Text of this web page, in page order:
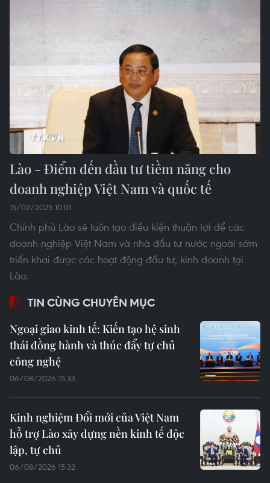
Lào - Điểm đến đầu tư tiềm năng cho
doanh nghiệp Việt Nam và quốc tế
15/02/2025 10:01
Chính phủ Lào sẽ luôn tạo điều kiện thuận lợi để các
doanh nghiệp Việt Nam và nhà đầu tư nước ngoài sớm
triển khai được các hoạt động đầu tư, kinh doanh tại
Lào.
TIN CÙNG CHUYÊN MỤC
Ngoại giao kinh tế: Kiến tạo hệ sinh
thái đồng hành và thúc đẩy tự chủ
công nghệ
06/08/2026 15:33
Kinh nghiệm Đổi mới của Việt Nam
hỗ trợ Lào xây dựng nền kinh tế độc
lập, tự chủ
06/08/2026 15:32